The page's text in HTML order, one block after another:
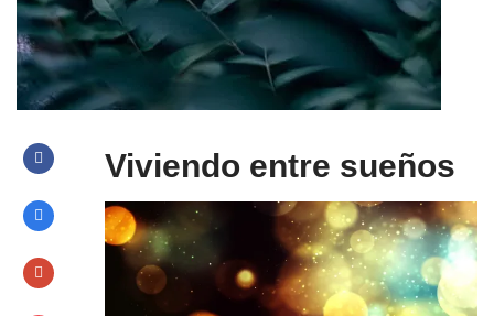
Viviendo entre sueños